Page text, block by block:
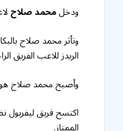
ودخلمحمد صلاح
وتأثر محمد صلاح
الريدز للاعب الفريق
وأصبح محمد صلاح هو أول لاعب في
اكتسح فريق ليفربول